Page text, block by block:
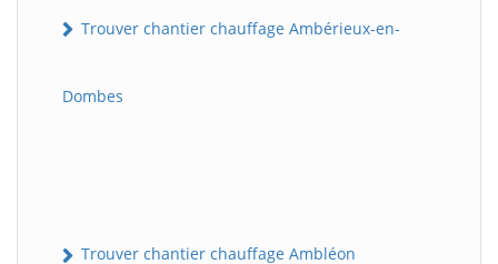
Trouver chantier chauffage Ambérieux-en-
Dombes
Trouver chantier chauffage Ambléon